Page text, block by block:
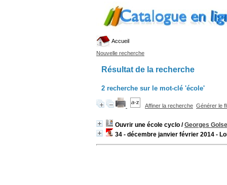
Accueil
Nouvelle recherche
Résultat de la recherche
2 recherche sur le mot-clé 'école'
Affiner la recherche Générer le
Ouvrir une école cyclo /Georges Golse
34 - décembre janvier février 2014 -